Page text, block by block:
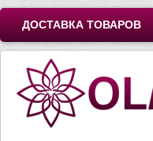
ДОСТАВКА ТОВАРОВ